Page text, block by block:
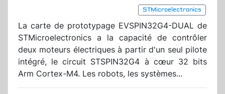
STMicroelectronics
La carte de prototypage EVSPIN32G4-DUAL de
STMicroelectronics a la capacité de contrôler
deux moteurs électriques à partir d'un seul pilote
intégré, le circuit STSPIN32G4 à cœur 32 bits
Arm Cortex-M4. Les robots, les systèmes...